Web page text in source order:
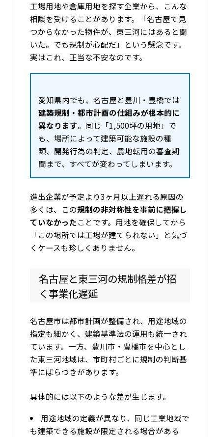
工場用地や倉庫用地を探す企業から、こんな
相談を受けることがあります。「名古屋で見
つからなかった物件が、東三河にはあると聞
いた。でも規制が心配だ」という懸念です。
実はこれ、正当な不安なのです。
愛知県内でも、名古屋と豊川・豊橋では
建築規制・都市計画の仕組みが根本的に
異なります。同じ「1,500坪の用地」で
も、場所によって建築可能な施設の種
類、開発行為の判定、農地転用の審査期
間まで、すべてが変わってしまいます。
進出企業が予定より3ヶ月以上遅れる原因の
多くは、この規制の非対称性を事前に把握し
ていなかったことです。用地を確保してから
「この場所では工場が建てられない」と気づ
くケースも珍しくありません。
名古屋と東三河の規制格差が招
く事業化遅延
名古屋市は都市計画が整備され、用途地域の
指定も細かく、建築基準法の運用も統一され
ています。一方、豊川市・豊橋市を中心とし
た東三河地域は、市町村ごとに規制の判断基
準にばらつきがあります。
具体的には以下のような差が生じます。
用途地域の定義が異なり、同じ工業地域で
も建築できる施設が限定される場合がある